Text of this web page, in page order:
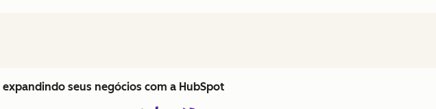
seus negócios com a HubSpot